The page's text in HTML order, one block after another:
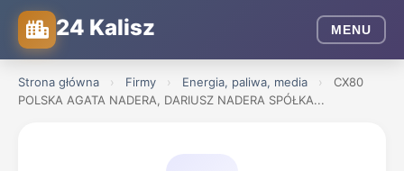
24 Kalisz MENU
Strona główna › Firmy › Energia, paliwa, media ›
CX80
POLSKA AGATA NADERA, DARIUSZ NADERA SPÓŁKA...